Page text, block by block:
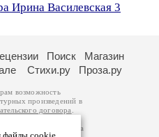
Ирина Василевская 3
Поиск
Магазин
Стихи.ру Проза.ру
возможность
произведений в
договора
принадлежат авторам
возможна